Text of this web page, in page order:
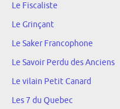
Le Fiscaliste
Le Grinçant
Le Saker Francophone
Le Savoir Perdu des Anciens
Le vilain Petit Canard
Les 7 du Quebec